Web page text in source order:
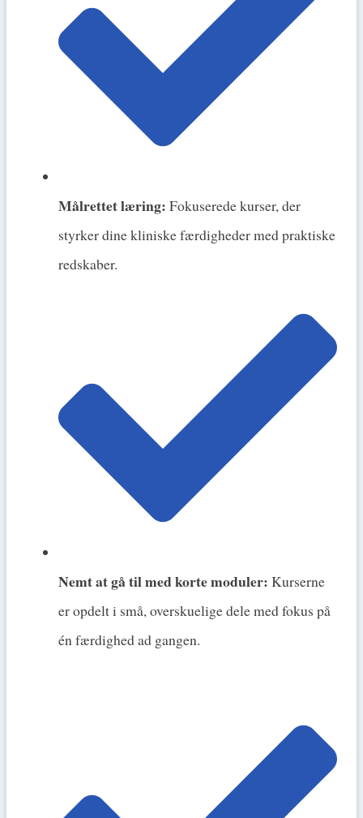
Målrettet læring: Fokuserede kurser, der
styrker dine kliniske færdigheder med praktiske
redskaber.
Nemt at gå til med korte moduler: Kurserne
er opdelt i små, overskuelige dele med fokus på
én færdighed ad gangen.